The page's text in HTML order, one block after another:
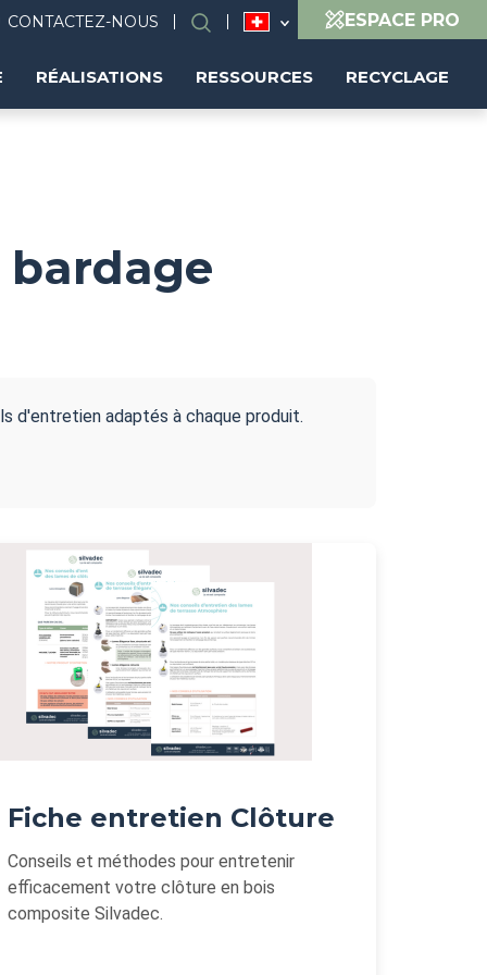
CONTACTEZ-NOUS Search ESPACE PRO
RÉALISATIONS RESSOURCES RECYCLAGE
bardage
d'entretien adaptés à chaque produit.
Fiche entretien Clôture
Conseils et méthodes pour entretenir
efficacement votre clôture en bois
composite Silvadec.